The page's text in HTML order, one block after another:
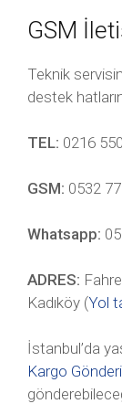
GSM
Teknik
destek
TEL: 0216
GSM: 0532
Whatsapp:
ADRES:
Kadıköy (Yol
İstanbul’da
Kargo